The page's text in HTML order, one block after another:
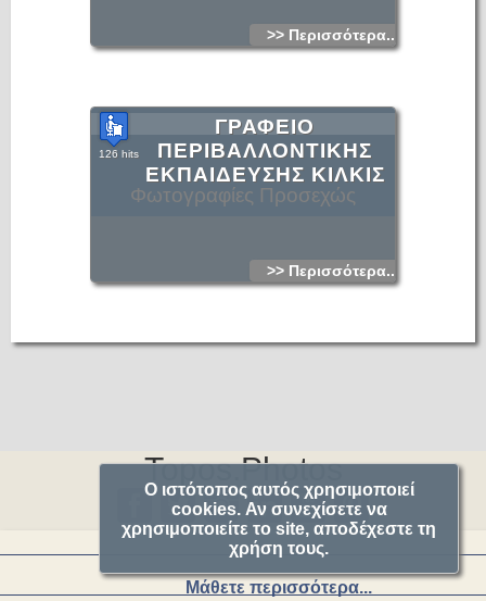
>> Περισσότερα...
Φωτογραφίες Προσεχώς
ΓΡΑΦΕΙΟ
ΠΕΡΙΒΑΛΛΟΝΤΙΚΗΣ
ΕΚΠΑΙΔΕΥΣΗΣ ΚΙΛΚΙΣ
126 hits
>> Περισσότερα...
Topos.Photos
Ο ιστότοπος αυτός χρησιμοποιεί
cookies. Αν συνεχίσετε να
χρησιμοποιείτε το site, αποδέχεστε τη
χρήση τους.
Μάθετε περισσότερα...